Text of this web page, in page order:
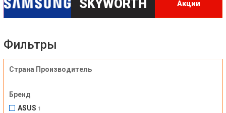
SKYWORTH Акции
Фильтры
Страна Производитель
Бренд
ASUS 1